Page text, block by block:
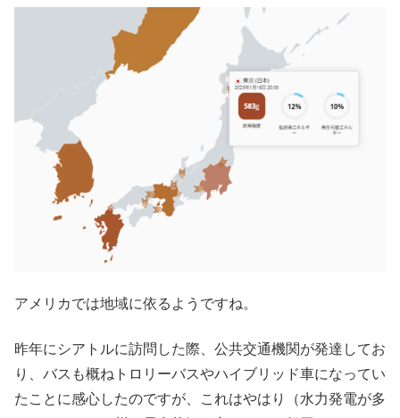
アメリカでは地域に依るようですね。
昨年にシアトルに訪問した際、公共交通機関が発達してお
り、バスも概ねトロリーバスやハイブリッド車になってい
たことに感心したのですが、これはやはり（水力発電が多